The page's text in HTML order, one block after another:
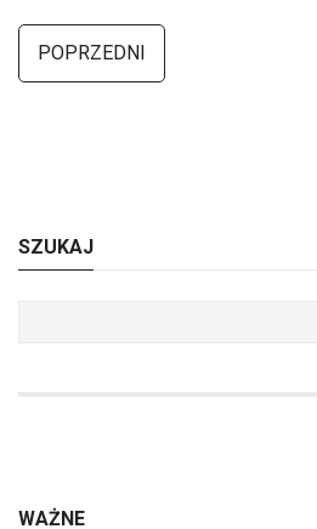
POPRZEDNI
SZUKAJ
WAŻNE